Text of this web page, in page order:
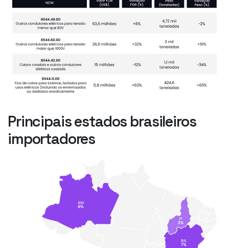
Principais estados brasileiros
importadores